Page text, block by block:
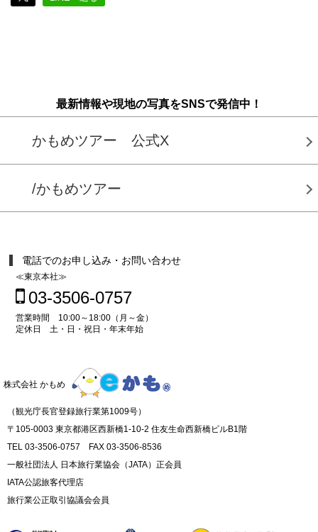
最新情報や現地の写真をSNSで発信中！
かもめツアー 公式X
/かもめツアー
電話でのお申し込み・お問い合わせ
≪東京本社≫
03-3506-0757
営業時間 10:00～18:00（月～金）
定休日 土・日・祝日・年末年始
株式会社 かもめ
（観光庁長官登録旅行業第1009号）
〒105-0003 東京都港区西新橋1-10-2 住友生命西新橋ビルB1階
TEL 03-3506-0757 FAX 03-3506-8536
一般社団法人 日本旅行業協会（JATA）正会員
IATA公認旅客代理店
旅行業公正取引協議会会員